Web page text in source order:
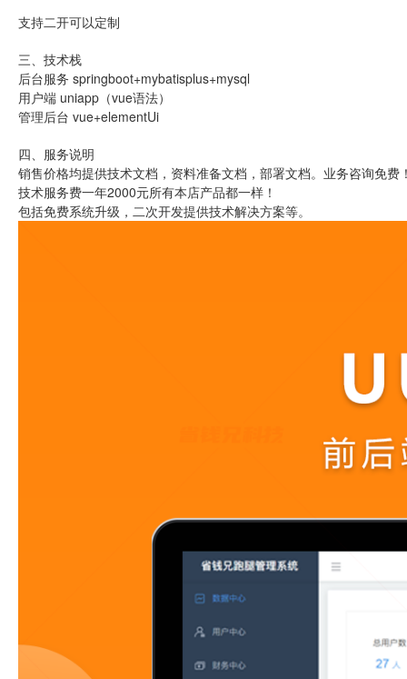
支持二开可以定制
三、技术栈
后台服务 springboot+mybatisplus+mysql
用户端 uniapp（vue语法）
管理后台 vue+elementUi
四、服务说明
销售价格均提供技术文档，资料准备文档，部署文档。业务咨询免费
技术服务费一年2000元所有本店产品都一样！
包括免费系统升级，二次开发提供技术解决方案等。